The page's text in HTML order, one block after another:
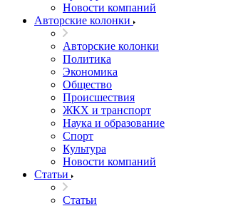
Новости компаний
Авторские колонки
Авторские колонки
Политика
Экономика
Общество
Происшествия
ЖКХ и транспорт
Наука и образование
Спорт
Культура
Новости компаний
Статьи
Статьи